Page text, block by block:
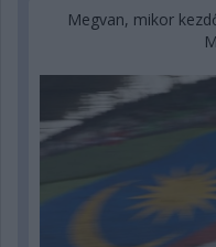
Megvan, mikor